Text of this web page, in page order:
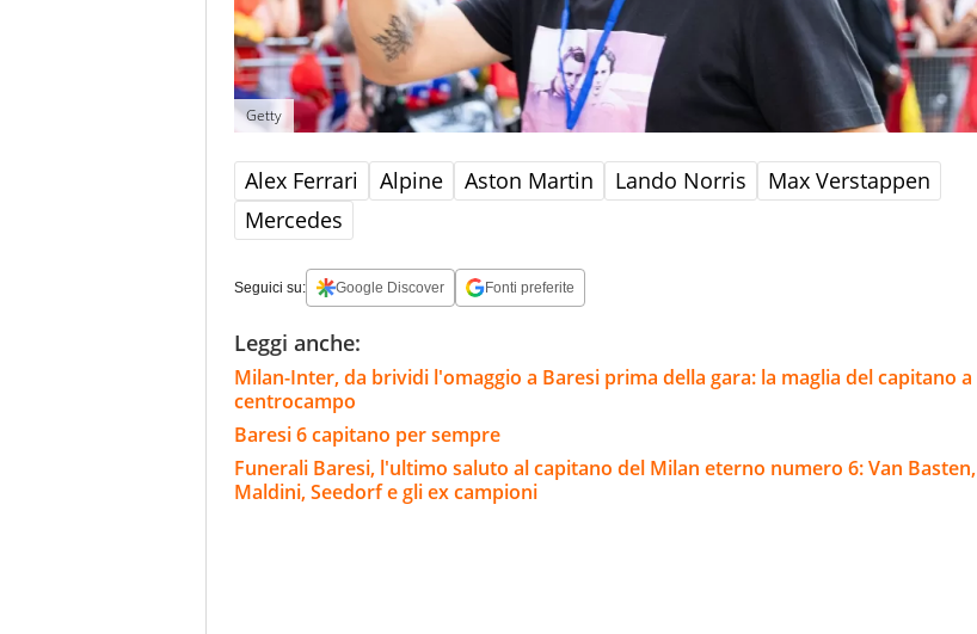
Getty
Alex Ferrari Alpine Aston Martin Lando Norris
Max Verstappen
Mercedes
Seguici su: Google Discover Fonti preferite
Leggi anche:
Milan-Inter, da brividi l'omaggio a Baresi prima della gara: la maglia del capitano a
centrocampo
Baresi 6 capitano per sempre
Funerali Baresi, l'ultimo saluto al capitano del Milan eterno numero 6: Van Basten,
Maldini, Seedorf e gli ex campioni